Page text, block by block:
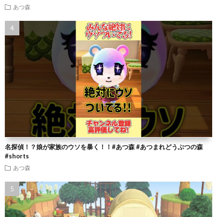
あつ森
名探偵！？娘が家族のウソを暴く！！#あつ森 #あつまれどうぶつの森
#shorts
あつ森